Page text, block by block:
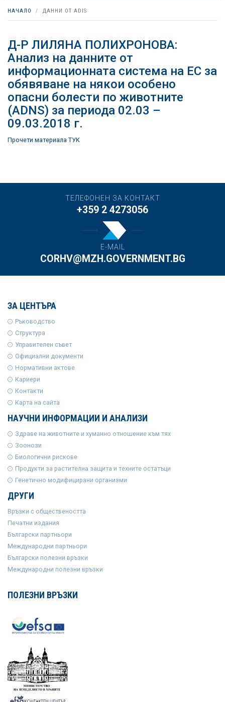
НАЧАЛО ДАННИ ОТ ADIS
Д-Р ЛИЛЯНА ПОЛИХРОНОВА:
Анализ на данните от
информационната система на ЕС за
обявяване на някои особено
опасни болести по животните
(ADNS) за периода 02.03 –
09.03.2018 г.
Прочети материала ТУК
ТЕЛЕФОНЕН ЗА КОНТАКТ
+359 2 4273056
E-MAIL
CORHV@MZH.GOVERNMENT.BG
ЗА ЦЕНТЪРА
Ръководство
Структура
Управителен съвет
Официални документи
Нормативни актове
Кариери
Контакти
Карта на сайта
НАУЧНИ ИНФОРМАЦИИ И АНАЛИЗИ
Здраве на животните и хуманно отношение към тях
Зоонози
Биологични рискове
Продукти за растителна защита и техните остатъци
Генетично модифицирани организми
ДРУГИ
Връзки с обществеността
Печатни издания
Български партньори
Международни партньори
Български полезни връзки
Международни полезни връзки
ПОЛЕЗНИ ВРЪЗКИ